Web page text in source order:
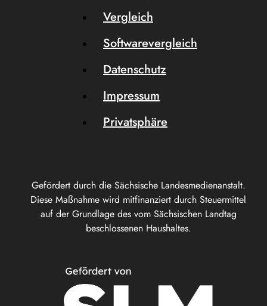
Gefördert durch die Sächsische Landesmedienanstalt.
Diese Maßnahme wird mitfinanziert durch Steuermittel
auf der Grundlage des vom Sächsischen Landtag
beschlossenen Haushaltes.
Vergleich
Softwarevergleich
Datenschutz
Impressum
Privatsphäre